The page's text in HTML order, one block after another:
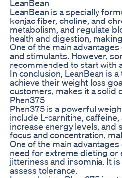
LeanBean
LeanBean is a specially
konjac fiber, choline, and
metabolism, and regulate
health and digestion,
One of the main
and stimulants. However,
recommended to start with
In conclusion, LeanBean is
achieve their weight loss
customers, makes it a solid
Phen375
Phen375 is a powerful
include L-carnitine,
increase energy levels, and
focus and concentration,
One of the main
need for extreme dieting or
jitteriness and insomnia. It
assess tolerance.